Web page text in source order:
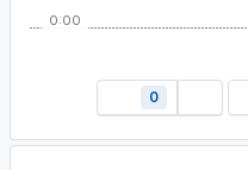
0:00
0